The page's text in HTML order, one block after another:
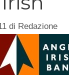
di Redazione